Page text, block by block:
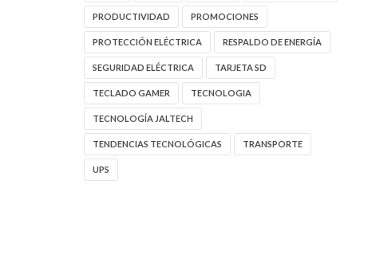
PRODUCTIVIDAD PROMOCIONES
PROTECCIÓN ELÉCTRICA RESPALDO DE ENERGÍA
SEGURIDAD ELÉCTRICA TARJETA SD
TECLADO GAMER TECNOLOGIA
TECNOLOGÍA JALTECH
TENDENCIAS TECNOLÓGICAS TRANSPORTE
UPS